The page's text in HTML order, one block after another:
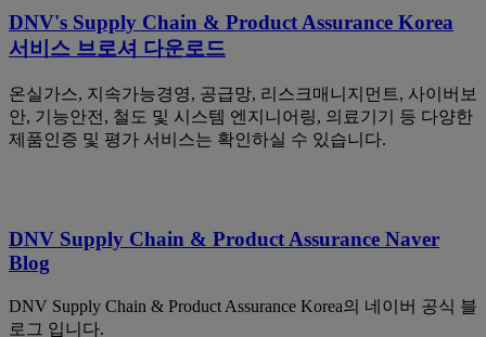
DNV's Supply Chain & Product Assurance Korea
서비스 브로셔 다운로드
온실가스, 지속가능경영, 공급망, 리스크매니지먼트, 사이버보
안, 기능안전, 철도 및 시스템 엔지니어링, 의료기기 등 다양한
제품인증 및 평가 서비스는 확인하실 수 있습니다.
DNV Supply Chain & Product Assurance Naver
Blog
DNV Supply Chain & Product Assurance Korea의 네이버 공식 블
로그 입니다.